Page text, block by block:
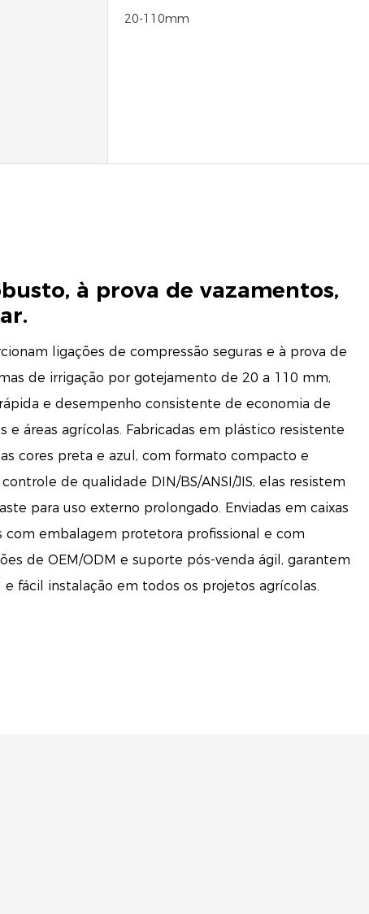
20-110mm
à prova de vazamentos,
ligações de compressão seguras e à prova de
de irrigação por gotejamento de 20 a 110 mm,
e desempenho consistente de economia de
e áreas agrícolas. Fabricadas em plástico resistente
cores preta e azul, com formato compacto e
de qualidade DIN/BS/ANSI/JIS, elas resistem
para uso externo prolongado. Enviadas em caixas
com embalagem protetora profissional e com
de OEM/ODM e suporte pós-venda ágil, garantem
fácil instalação em todos os projetos agrícolas.